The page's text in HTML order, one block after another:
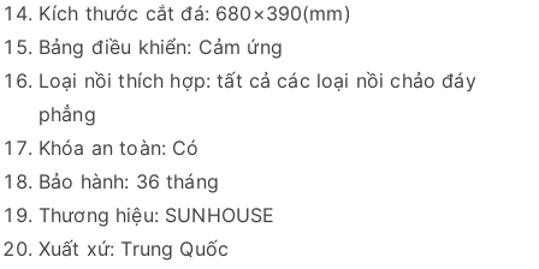
Kích thước cắt đá: 680×390(mm)
Bảng điều khiển: Cảm ứng
Loại nồi thích hợp: tất cả các loại nồi chảo đáy
phẳng
Khóa an toàn: Có
Bảo hành: 36 tháng
Thương hiệu: SUNHOUSE
Xuất xứ: Trung Quốc